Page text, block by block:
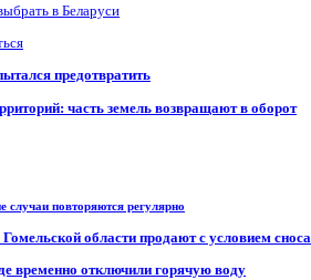
в Беларуси
предотвратить
часть земель возвращают в оборот
случаи повторяются регулярно
области продают с условием сноса
временно отключили горячую воду